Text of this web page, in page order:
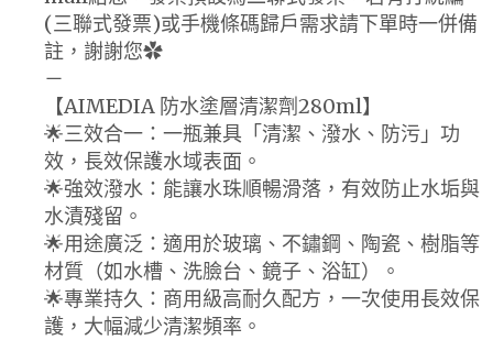
(三聯式發票)或手機條碼歸戶需求請下單時一併備
註，謝謝您✿
－
【AIMEDIA 防水塗層清潔劑280ml】
🌟三效合一：一瓶兼具「清潔、潑水、防污」功
效，長效保護水域表面。
🌟強效潑水：能讓水珠順暢滑落，有效防止水垢與
水漬殘留。
🌟用途廣泛：適用於玻璃、不鏽鋼、陶瓷、樹脂等
材質（如水槽、洗臉台、鏡子、浴缸）。
🌟專業持久：商用級高耐久配方，一次使用長效保
護，大幅減少清潔頻率。